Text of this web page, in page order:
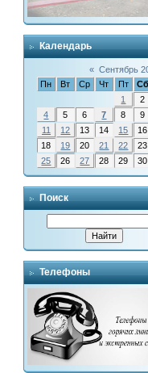
Календарь
« Сентябрь
Пн
Вт Ср Чт Пт Сб
1
2
4
5 6 7 8 9
11
12 13 14 15 16
18
19 20 21 22 23
25
26 27 28 29 30
Поиск
Телефоны